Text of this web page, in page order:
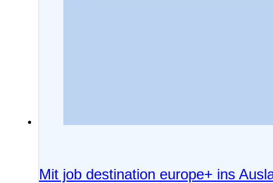
Mit job destination europe+ ins